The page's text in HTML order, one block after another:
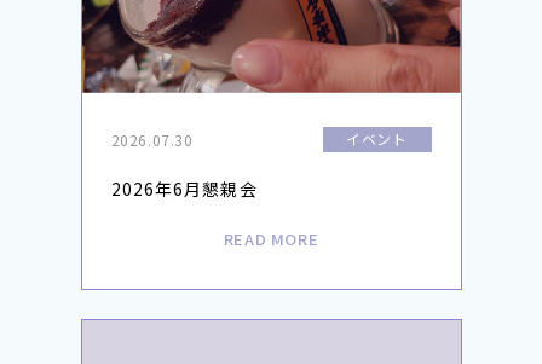
2026.07.30 イベント
2026年6月懇親会
READ MORE